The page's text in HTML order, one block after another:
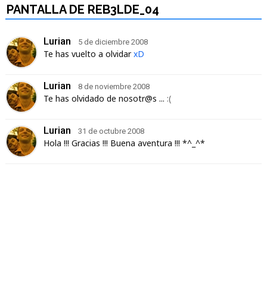
PANTALLA DE REB3LDE_04
Lurian 5 de diciembre 2008
Te has vuelto a olvidarxD
Lurian 8 de noviembre 2008
Te has olvidado de nosotr@s ... :(
Lurian 31 de octubre 2008
Hola !!! Gracias !!! Buena aventura !!! *^_^*